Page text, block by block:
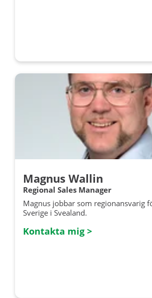
Magnus Wallin
Regional Sales Manager
Magnus jobbar som regionansvarig
Sverige i Svealand.
Kontakta mig >